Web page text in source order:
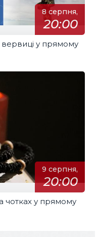
8 серпня,
20:00
у прямому
9 серпня,
20:00
чотках у прямому